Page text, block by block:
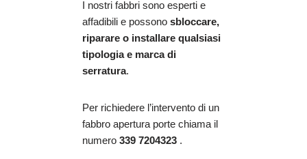
I nostri fabbri sono esperti e
affadibili e possono sbloccare,
riparare o installare qualsiasi
tipologia e marca di
serratura.
Per richiedere l’intervento di un
fabbro apertura porte chiama il
numero 339 7204323 .